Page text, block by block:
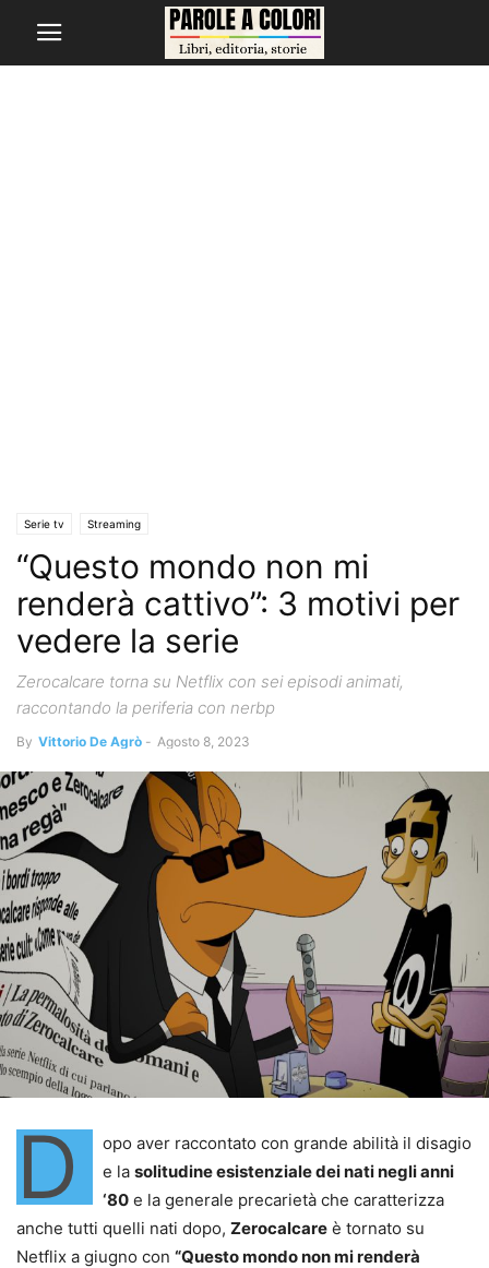
Serie tv Streaming
“Questo mondo non mi
renderà cattivo”: 3 motivi per
vedere la serie
Zerocalcare torna su Netflix con sei episodi animati,
raccontando la periferia con nerbp
By Vittorio De Agrò - Agosto 8, 2023
D
opo aver raccontato con grande abilità il disagio
e la solitudine esistenziale dei nati negli anni
‘80 e la generale precarietà che caratterizza
anche tutti quelli nati dopo, Zerocalcare è tornato su
Netflix a giugno con “Questo mondo non mi renderà